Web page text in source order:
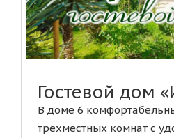
Гостевой дом
В доме 6
трёхместных комнат с